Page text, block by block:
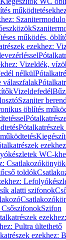
működés,
ezekhez:
Vizeldék,
nélkül
válaszfalak
Vizeldefedél
Szaniter
öblítés
WC-
toldók
alatti szifonok
CsőszifonokSzifon
Pultra ültethető
ezekhez: